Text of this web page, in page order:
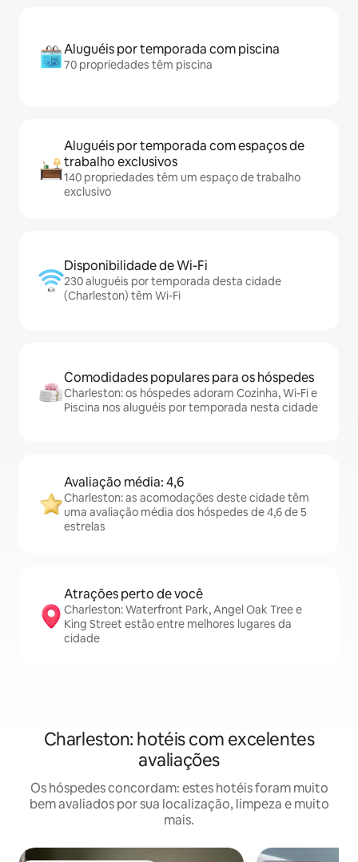
Aluguéis por temporada com piscina
70 propriedades têm piscina
Aluguéis por temporada com espaços de
trabalho exclusivos
140 propriedades têm um espaço de trabalho
exclusivo
Disponibilidade de Wi-Fi
230 aluguéis por temporada desta cidade
(Charleston) têm Wi-Fi
Comodidades populares para os hóspedes
Charleston: os hóspedes adoram Cozinha, Wi-Fi e
Piscina nos aluguéis por temporada nesta cidade
Avaliação média: 4,6
Charleston: as acomodações deste cidade têm
uma avaliação média dos hóspedes de 4,6 de 5
estrelas
Atrações perto de você
Charleston: Waterfront Park, Angel Oak Tree e
King Street estão entre melhores lugares da
cidade
Charleston: hotéis com excelentes
avaliações
Os hóspedes concordam: estes hotéis foram muito
bem avaliados por sua localização, limpeza e muito
mais.